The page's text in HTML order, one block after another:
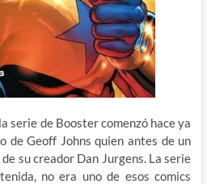
serie de Booster comenzó hace ya
de Geoff Johns quien antes de un
su creador Dan Jurgens. La serie
no era uno de esos comics